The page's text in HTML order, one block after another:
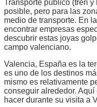
Transporte público (tren
posible, pero para las
medio de transporte. En
encontrar empresas
descubrir estas joyas
campo valenciano.
Valencia, España es la
es uno de los destinos
mismo es relativamente
conseguir alrededor.
hacer durante su visita a